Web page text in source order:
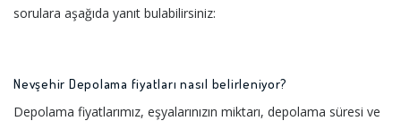
sorulara aşağıda yanıt bulabilirsiniz:
Nevşehir Depolama fiyatları nasıl belirleniyor?
Depolama fiyatlarımız, eşyalarınızın miktarı, depolama süresi ve